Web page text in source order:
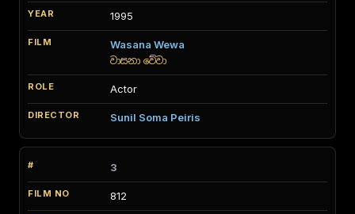
1995
Wasana Wewa
වාසනා වේවා
Actor
Sunil Soma Peiris
3
812